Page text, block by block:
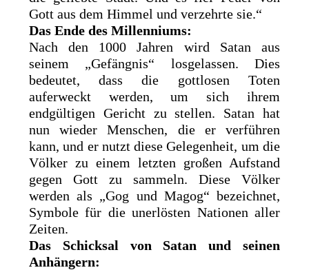
Gott aus dem Himmel und verzehrte sie.“
Das Ende des Millenniums:
Nach den 1000 Jahren wird Satan aus
seinem „Gefängnis“ losgelassen. Dies
bedeutet, dass die gottlosen Toten
auferweckt werden, um sich ihrem
endgültigen Gericht zu stellen. Satan hat
nun wieder Menschen, die er verführen
kann, und er nutzt diese Gelegenheit, um die
Völker zu einem letzten großen Aufstand
gegen Gott zu sammeln. Diese Völker
werden als „Gog und Magog“ bezeichnet,
Symbole für die unerlösten Nationen aller
Zeiten.
Das Schicksal von Satan und seinen
Anhängern: